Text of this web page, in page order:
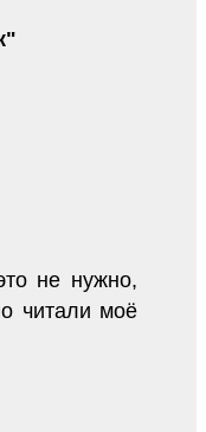
не нужно,
читали моё